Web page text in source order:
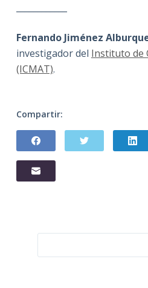
Fernando Jiménez
investigador del Instituto de
(ICMAT).
Compartir: